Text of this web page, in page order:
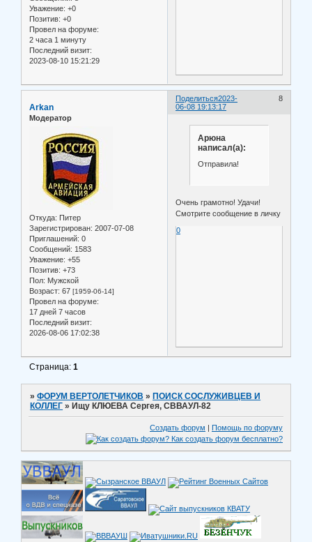
Уважение: +0
Позитив: +0
Провел на форуме:
2 часа 1 минуту
Последний визит:
2023-08-10 15:21:29
Поделиться 8
2023-
06-08 19:13:17
Arkan
Модератор
Откуда: Питер
Зарегистрирован: 2007-07-08
Приглашений: 0
Сообщений: 1583
Уважение: +55
Позитив: +73
Пол: Мужской
Возраст: 67 [1959-06-14]
Провел на форуме:
17 дней 7 часов
Последний визит:
2026-08-06 17:02:38
Арюна
написал(а):
Отправила!
Очень грамотно! Удачи!
Смотрите сообщение в личку
0
Страница:1
»ФОРУМ ВЕРТОЛЕТЧИКОВ » ПОИСК СОСЛУЖИВЦЕВ И
КОЛЛЕГ » Ищу КЛЮЕВА Сергея, СВВАУЛ-82
Создать форум Помощь по форуму